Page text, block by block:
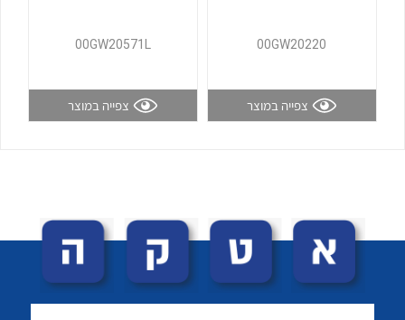
00GW20220
צפייה במוצר
00GW20571L
צפייה במוצר